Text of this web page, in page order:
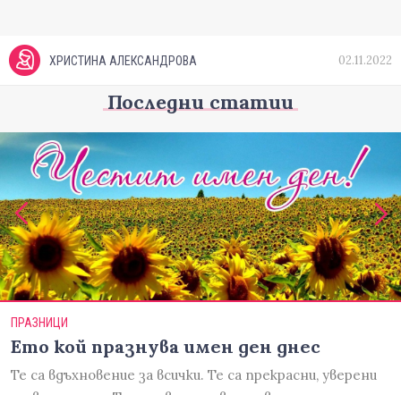
ХРИСТИНА АЛЕКСАНДРОВА 02.11.2022
Последни статии
ПРАЗНИЦИ
Ето кой празнува имен ден днес
Те са вдъхновение за всички. Те са прекрасни, уверени